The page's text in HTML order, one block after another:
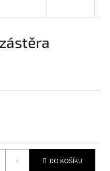
DO KOŠÍKU